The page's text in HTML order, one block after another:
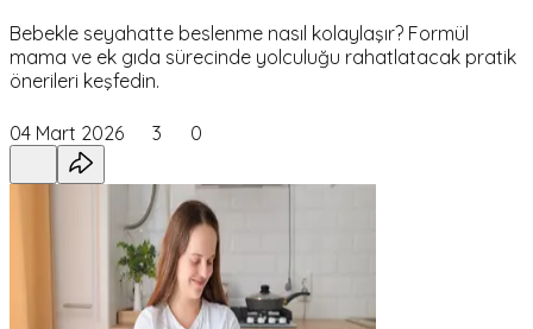
Bebekle seyahatte beslenme nasıl kolaylaşır? Formül
mama ve ek gıda sürecinde yolculuğu rahatlatacak pratik
önerileri keşfedin.
04 Mart 2026 3 0